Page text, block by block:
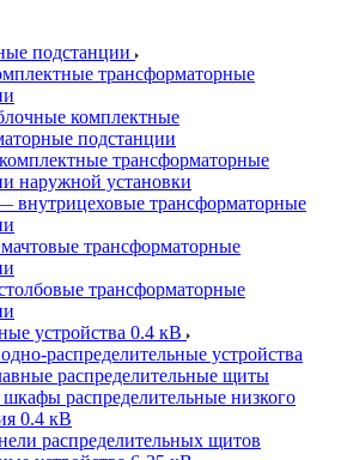
подстанции
трансформаторные
комплектные
подстанции
трансформаторные
наружной установки
трансформаторные
трансформаторные
трансформаторные
устройства 0.4 кВ
распределительные устройства
распределительные щиты
распределительные низкого
0.4 кВ
распределительных щитов